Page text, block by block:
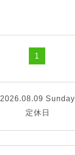
1
2026.08.09 Sunday
定休日